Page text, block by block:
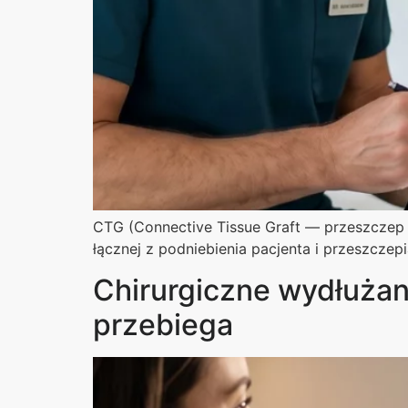
CTG (Connective Tissue Graft —
łącznej z podniebienia pacjenta i
Chirurgiczne
przebiega